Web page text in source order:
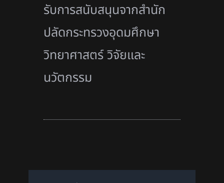
รับการสนับสนุนจากสำนัก
ปลัดกระทรวงอุดมศึกษา
วิทยาศาสตร์ วิจัยและ
นวัตกรรม